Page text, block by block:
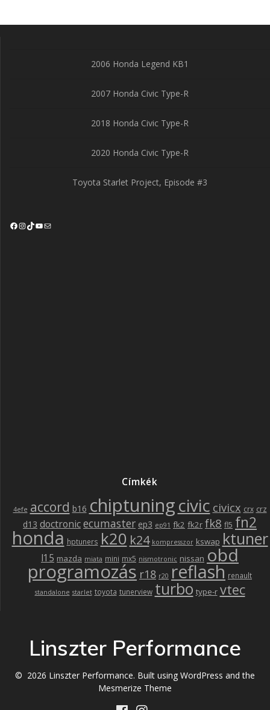
2006 Honda Legend KB1
2007 Honda Civic Type-R
2018 Honda Civic Type-R
2020 Honda Civic Type-R
Toyota Starlet Project, Episode #3
Facebook
Instagram
TikTok
YouTube
Mail
Címkék
4efe accord b16 chiptuningcivic civicx crx crz
d13 doctronicecumaster ep3 ep91 fk2 fk2r fk8 fl5 fn2
honda hptuners k20 k24 kompresszor kswap ktuner
l15 mazda miata mini mx5 nismotronic nissan obd
programozás r18 r20 reflash renault
standalone starlet toyota tunerview turbo type-r vtec
Linszter Performance
© 2026 Linszter Performance. Built using WordPress and the
Mesmerize Theme